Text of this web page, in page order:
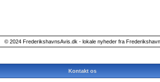
© 2024 FrederikshavnsAvis.dk - lokale nyheder fra Frederikshavn
Kontakt os